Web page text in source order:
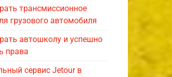
трансмиссионное
грузового автомобиля
автошколу и успешно
права
сервис Jetour в